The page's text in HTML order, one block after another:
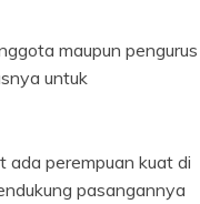
maupun pengurus
untuk
ada perempuan kuat di
pasangannya